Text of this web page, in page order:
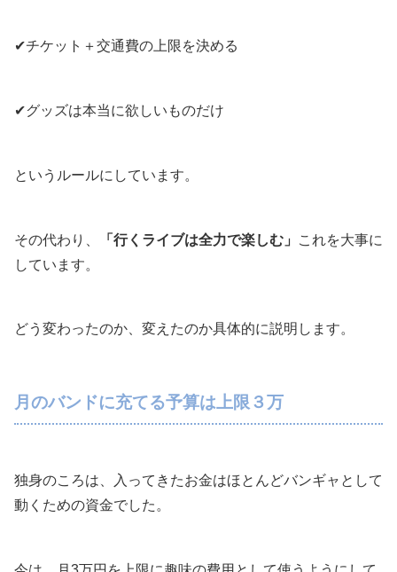
✔チケット＋交通費の上限を決める
✔グッズは本当に欲しいものだけ
というルールにしています。
その代わり、 「行くライブは全力で楽しむ」
これを大事に
しています。
どう変わったのか、変えたのか具体的に説明します。
月のバンドに充てる予算は上限３万
独身のころは、入ってきたお金はほとんどバンギャとして
動くための資金でした。